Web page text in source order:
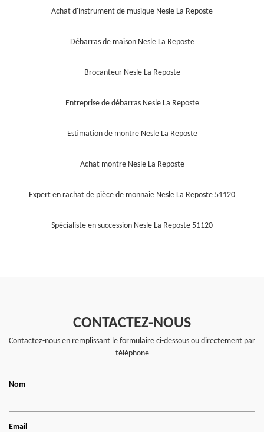
Achat d'instrument de musique Nesle La Reposte
Débarras de maison Nesle La Reposte
Brocanteur Nesle La Reposte
Entreprise de débarras Nesle La Reposte
Estimation de montre Nesle La Reposte
Achat montre Nesle La Reposte
Expert en rachat de pièce de monnaie Nesle La Reposte 51120
Spécialiste en succession Nesle La Reposte 51120
CONTACTEZ-NOUS
Contactez-nous en remplissant le formulaire ci-dessous ou directement par
téléphone
Nom
Email